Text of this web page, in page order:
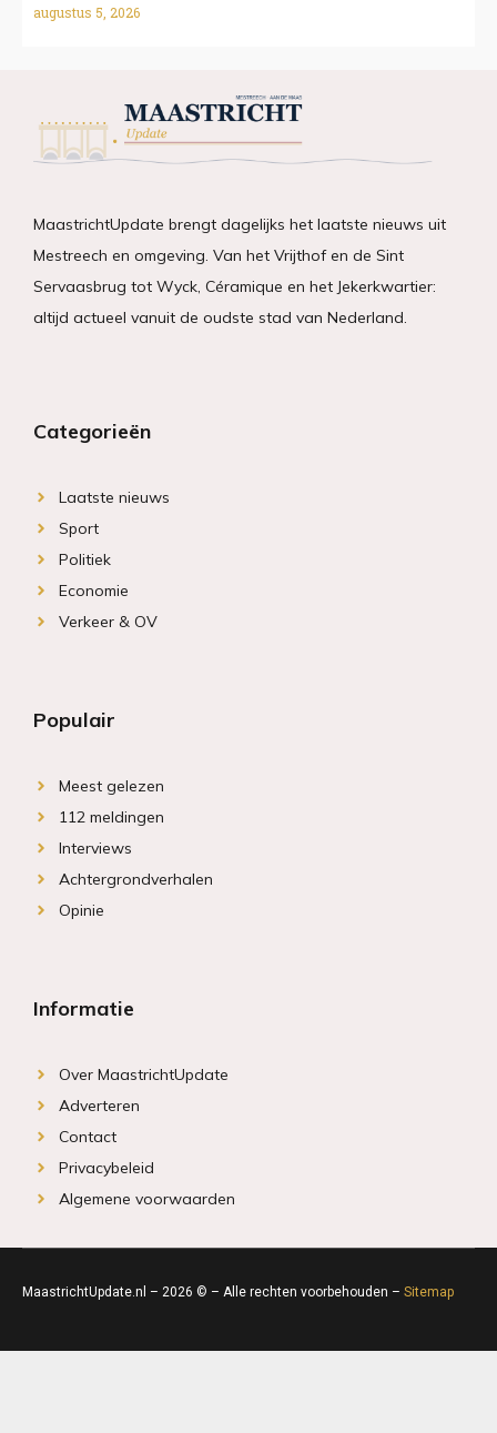
augustus 5, 2026
MaastrichtUpdate brengt dagelijks het laatste nieuws uit
Mestreech en omgeving. Van het Vrijthof en de Sint
Servaasbrug tot Wyck, Céramique en het Jekerkwartier:
altijd actueel vanuit de oudste stad van Nederland.
Categorieën
Laatste nieuws
Sport
Politiek
Economie
Verkeer & OV
Populair
Meest gelezen
112 meldingen
Interviews
Achtergrondverhalen
Opinie
Informatie
Over MaastrichtUpdate
Adverteren
Contact
Privacybeleid
Algemene voorwaarden
MaastrichtUpdate.nl – 2026 © – Alle rechten voorbehouden – Sitemap